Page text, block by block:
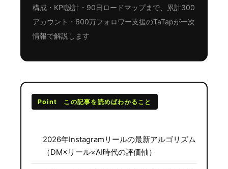
構成・KPI設計・90日ロードマップまで、累計300
アカウント・600万フォロワー支援のTaTapが一次
情報で解説します
Point この記事を読めばわかること
2026年Instagramリールの最新アルゴリズム
（DM×リール×AI時代の評価軸）